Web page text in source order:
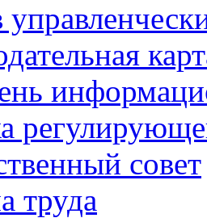
совет
труда